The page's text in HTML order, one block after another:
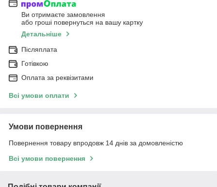
Ви отримаєте замовлення
або гроші повернуться на вашу картку
Детальніше
Післяплата
Готівкою
Оплата за реквізитами
Всі умови оплати
Умови повернення
Повернення товару впродовж 14 днів за домовленістю
Всі умови повернення